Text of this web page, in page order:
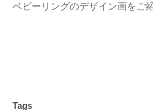
ベビーリングのデザイン画をご
Tags